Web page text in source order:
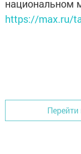
национальном
https://max.ru/
Перейти